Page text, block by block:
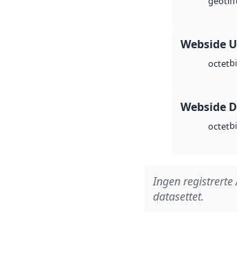
Webside
octet
Webside
octet
Ingen registrerte
datasettet.